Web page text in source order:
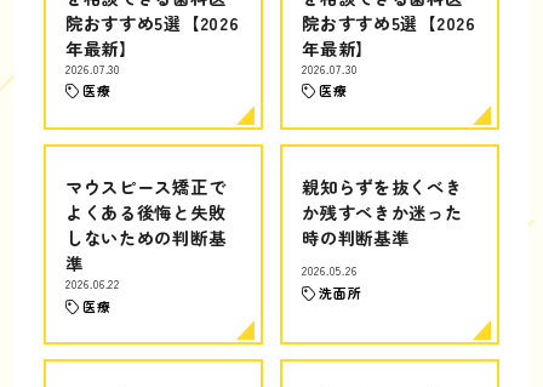
院おすすめ5選【2026
年最新】
2026.07.30
医療
院おすすめ5選【2026
年最新】
2026.07.30
医療
マウスピース矯正で
よくある後悔と失敗
しないための判断基
準
2026.06.22
医療
親知らずを抜くべき
か残すべきか迷った
時の判断基準
2026.05.26
洗面所